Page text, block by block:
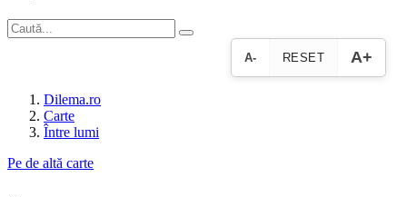
A- RESET A+
Dilema.ro
Carte
Între lumi
Pe de altă carte